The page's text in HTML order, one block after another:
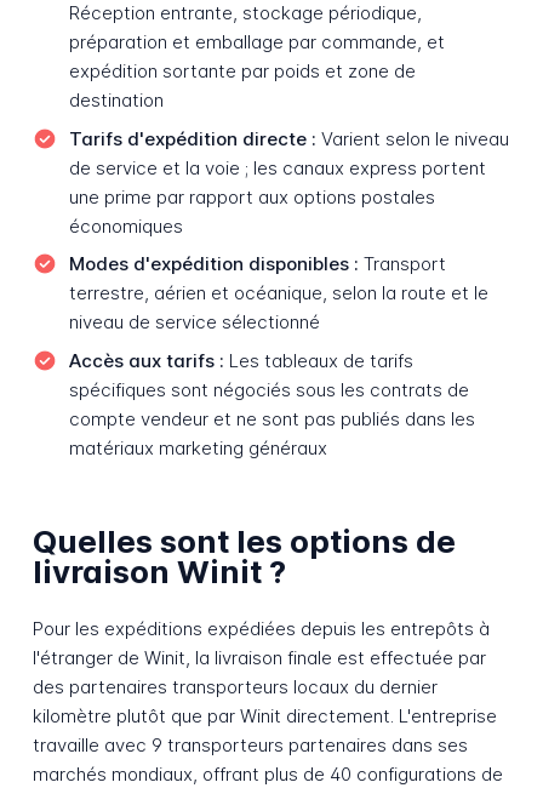
Réception entrante, stockage périodique,
préparation et emballage par commande, et
expédition sortante par poids et zone de
destination
Tarifs d'expédition directe : Varient selon le niveau
de service et la voie ; les canaux express portent
une prime par rapport aux options postales
économiques
Modes d'expédition disponibles : Transport
terrestre, aérien et océanique, selon la route et le
niveau de service sélectionné
Accès aux tarifs : Les tableaux de tarifs
spécifiques sont négociés sous les contrats de
compte vendeur et ne sont pas publiés dans les
matériaux marketing généraux
Quelles sont les options de
livraison Winit ?
Pour les expéditions expédiées depuis les entrepôts à
l'étranger de Winit, la livraison finale est effectuée par
des partenaires transporteurs locaux du dernier
kilomètre plutôt que par Winit directement. L'entreprise
travaille avec 9 transporteurs partenaires dans ses
marchés mondiaux, offrant plus de 40 configurations de